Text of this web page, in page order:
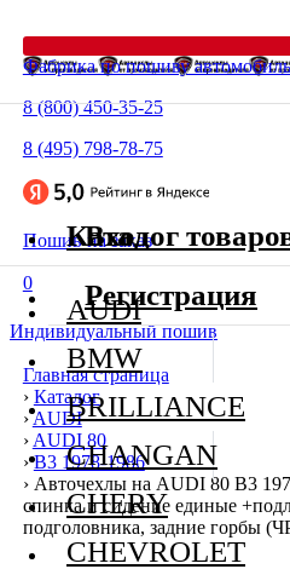
Фабрика по пошиву
8 (800) 450-35-25
8 (495) 798-78-75
Пошив на заказ
0
Индивидуальный пошив
Главная страница
› Каталог
›AUDI
› AUDI 80
› В3 1978-1986
› Авточехлы на AUDI 80 В3
спинка и сидение единые
подголовника, задние горбы
Каталог
AUDI
BMW
BRILLIANCE
CHANGAN
CHERY
CHEVROLET
Вход
Регистрация